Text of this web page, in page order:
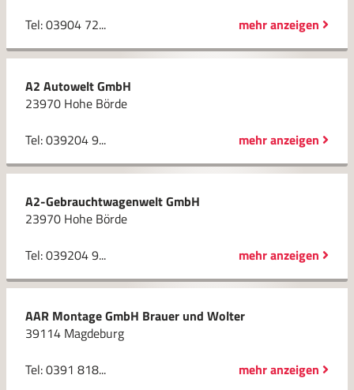
Tel: 03904 72...
mehr anzeigen
A2 Autowelt GmbH
23970 Hohe Börde
Tel: 039204 9...
mehr anzeigen
A2-Gebrauchtwagenwelt GmbH
23970 Hohe Börde
Tel: 039204 9...
mehr anzeigen
AAR Montage GmbH Brauer und Wolter
39114 Magdeburg
Tel: 0391 818...
mehr anzeigen